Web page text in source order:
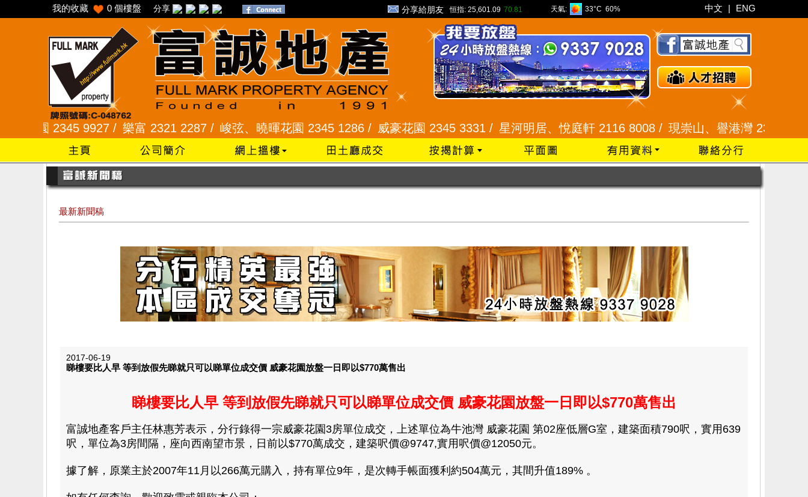
我的收藏 0 個樓盤 分享 分享給朋友 恒指: 25,601.09 70.81 天氣: 33°C 60% 中文 | ENG
9927 /樂富 2321 2287 /峻弦、曉暉花園 2345 1286 /威豪花園 2345 3331 /星河明居、悅庭軒 2116 8008 /現崇山、譽港灣 2345 9926 /
最新新聞稿
2017-06-19
睇樓要比人早 等到放假先睇就只可以睇單位成交價 威豪花園放盤一日即以$770萬售出
睇樓要比人早 等到放假先睇就只可以睇單位成交價 威豪花園放盤一日即以$770萬售出
富誠地產客戶主任林惠芳表示，分行錄得一宗威豪花園3房單位成交，上述單位為牛池灣 威豪花園 第02座低層G室，建築面積790呎，實用639
呎，單位為3房間隔，座向西南望市景，日前以$770萬成交，建築呎價@9747,實用呎價@12050元。
據了解，原業主於2007年11月以266萬元購入，持有單位9年，是次轉手帳面獲利約504萬元，其間升值189% 。